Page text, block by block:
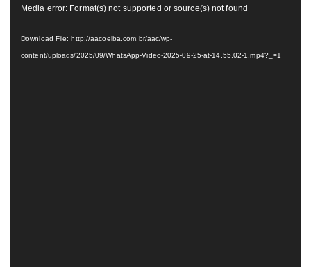
Tocador
vídeo
Media error: Format(s) not supported or source(s) not found
Download File: http://aacoelba.com.br/aac/wp-
content/uploads/2025/09/WhatsApp-Video-2025-09-25-at-14.55.02-1.mp4?_=1